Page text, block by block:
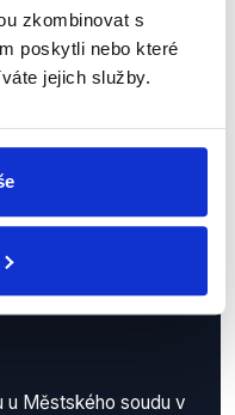
zkombinovat s
poskytli nebo které
jejich služby.
Městského soudu v